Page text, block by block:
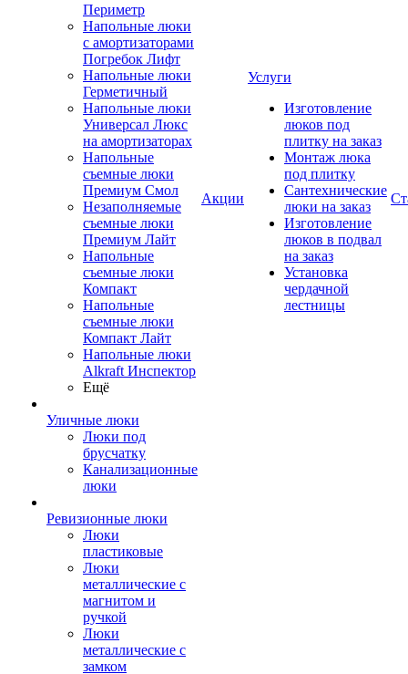
Периметр
Напольные люки
с амортизаторами
Погребок Лифт
Напольные люки
Герметичный
Напольные люки
Универсал Люкс
на амортизаторах
Напольные
съемные люки
Премиум Смол
Незаполняемые
съемные люки
Премиум Лайт
Напольные
съемные люки
Компакт
Напольные
съемные люки
Компакт Лайт
Напольные люки
Alkraft Инспектор
Ещё
Уличные люки
Люки под
брусчатку
Канализационные
люки
Ревизионные люки
Люки
пластиковые
Люки
металлические с
магнитом и
ручкой
Люки
металлические с
замком
Акции
Услуги
Изготовление
люков под
плитку на заказ
Монтаж люка
под плитку
Сантехнические
люки на заказ
Изготовление
люков в подвал
на заказ
Установка
чердачной
лестницы